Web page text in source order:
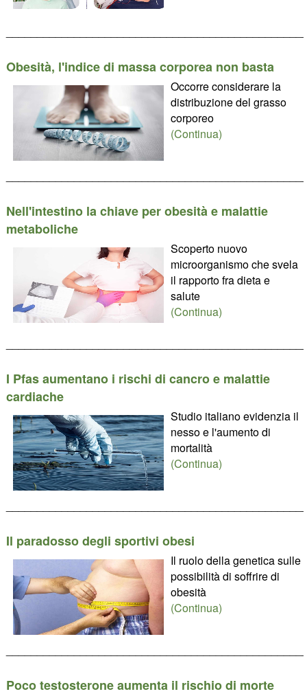
Obesità, l'indice di massa corporea non basta
Occorre considerare la
distribuzione del grasso
corporeo
(Continua)
Nell'intestino la chiave per obesità e malattie
metaboliche
Scoperto nuovo
microorganismo che svela
il rapporto fra dieta e
salute
(Continua)
I Pfas aumentano i rischi di cancro e malattie
cardiache
Studio italiano evidenzia il
nesso e l'aumento di
mortalità
(Continua)
Il paradosso degli sportivi obesi
Il ruolo della genetica sulle
possibilità di soffrire di
obesità
(Continua)
Poco testosterone aumenta il rischio di morte